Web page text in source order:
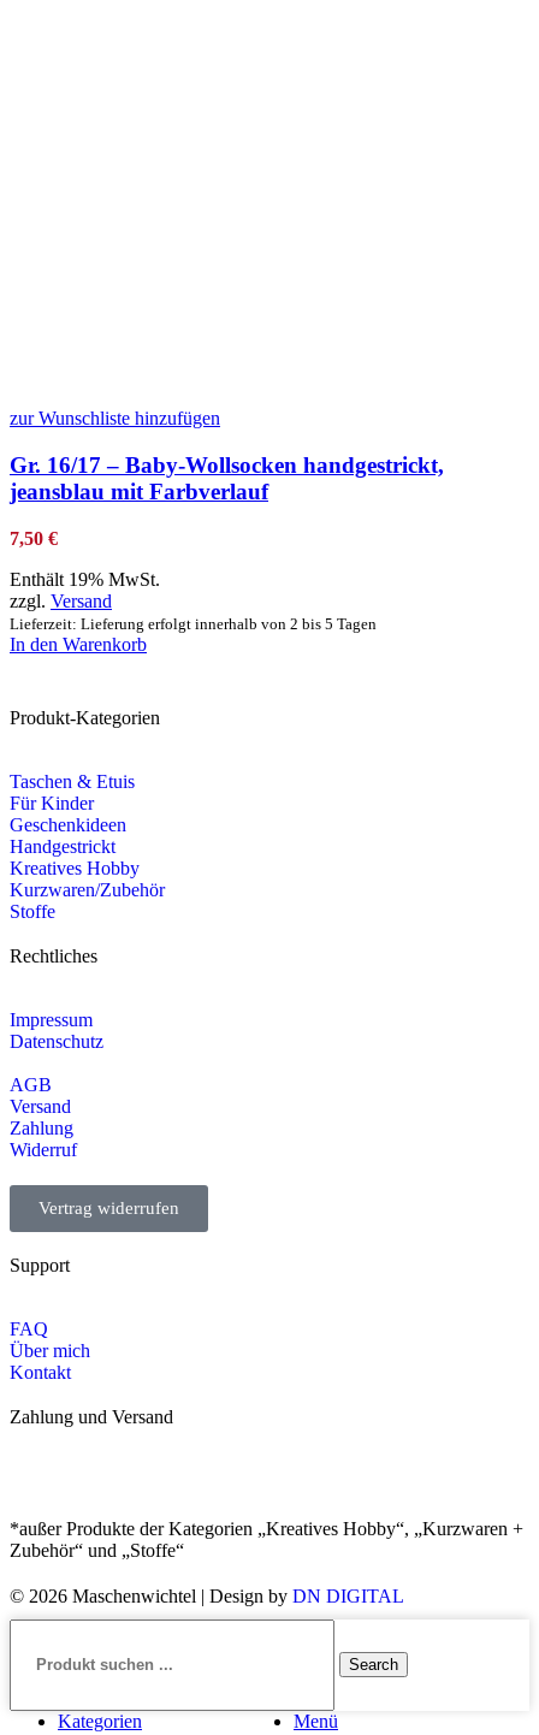
zur Wunschliste hinzufügen
Gr. 16/17 – Baby-Wollsocken handgestrickt,
jeansblau mit Farbverlauf
7,50 €
Enthält 19% MwSt.
zzgl. Versand
Lieferzeit: Lieferung erfolgt innerhalb von 2 bis 5 Tagen
In den Warenkorb
Produkt-Kategorien
Taschen & Etuis
Für Kinder
Geschenkideen
Handgestrickt
Kreatives Hobby
Kurzwaren/Zubehör
Stoffe
Rechtliches
Impressum
Datenschutz
AGB
Versand
Zahlung
Widerruf
Vertrag widerrufen
Support
FAQ
Über mich
Kontakt
Zahlung und Versand
*außer Produkte der Kategorien „Kreatives Hobby“, „Kurzwaren +
Zubehör“ und „Stoffe“
© 2026 Maschenwichtel | Design by DN DIGITAL
Search
Kategorien Menü